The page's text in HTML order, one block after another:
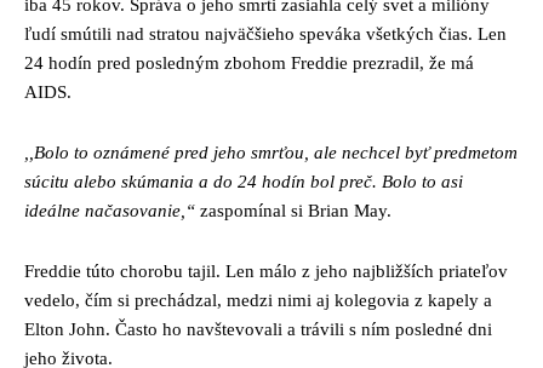
iba 45 rokov. Správa o jeho smrti zasiahla celý svet a milióny
ľudí smútili nad stratou najväčšieho speváka všetkých čias. Len
24 hodín pred posledným zbohom Freddie prezradil, že má
AIDS.
,,Bolo to oznámené pred jeho smrťou, ale nechcel byť predmetom
súcitu alebo skúmania a do 24 hodín bol preč. Bolo to asi
ideálne načasovanie,“ zaspomínal si Brian May.
Freddie túto chorobu tajil. Len málo z jeho najbližších priateľov
vedelo, čím si prechádzal, medzi nimi aj kolegovia z kapely a
Elton John. Často ho navštevovali a trávili s ním posledné dni
jeho života.